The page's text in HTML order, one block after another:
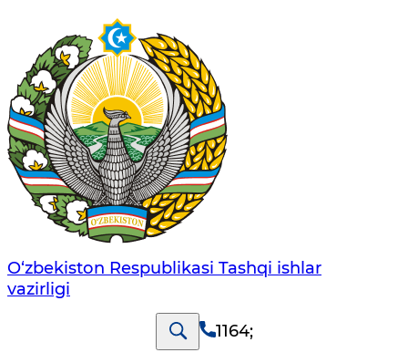
O‘zbеkistоn Rеspublikаsi Tashqi ishlаr
vаzirligi
1164;